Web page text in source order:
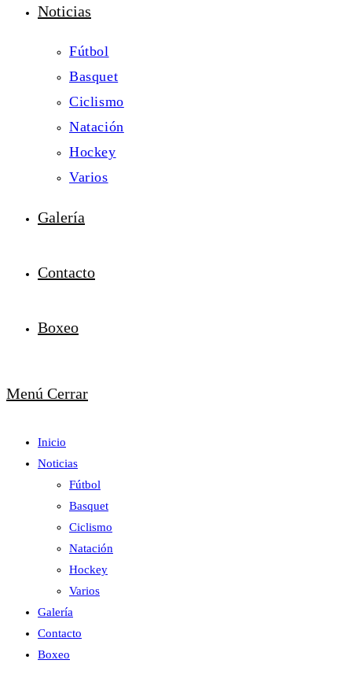
Noticias
Fútbol
Basquet
Ciclismo
Natación
Hockey
Varios
Galería
Contacto
Boxeo
Menú Cerrar
Inicio
Noticias
Fútbol
Basquet
Ciclismo
Natación
Hockey
Varios
Galería
Contacto
Boxeo